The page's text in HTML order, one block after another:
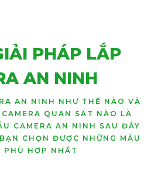
PHÁP LẮP
AN NINH
AN NINH NHƯ THẾ NÀO VÀ
QUAN SÁT NÀO LÀ
CAMERA AN NINH SAU ĐÂY
CHỌN ĐƯỢC NHỮNG MẪU
PHÙ HỢP NHẤT